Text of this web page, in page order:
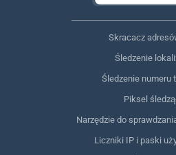
Skracacz
Śledzenie
Śledzenie numeru
Piksel
Narzędzie do
Liczniki IP i paski